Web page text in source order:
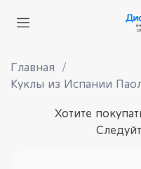
Главная
Куклы из Испании
Хотите